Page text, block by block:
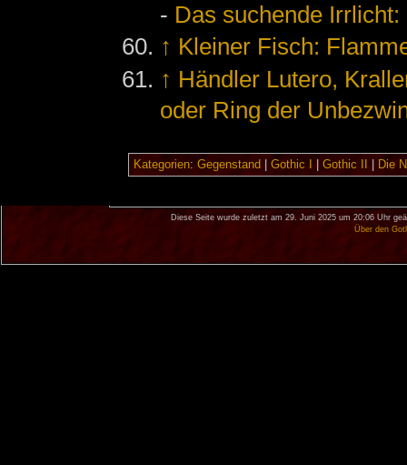
- Das suchende
↑ Kleiner Fisch:
↑ Händler Lutero,
oder Ring der
Kategorien: Gegenstand Gothic I Gothic II Die
Diese Seite wurde zuletzt am 29. Juni 2025 um 20:06 Uhr
Über den